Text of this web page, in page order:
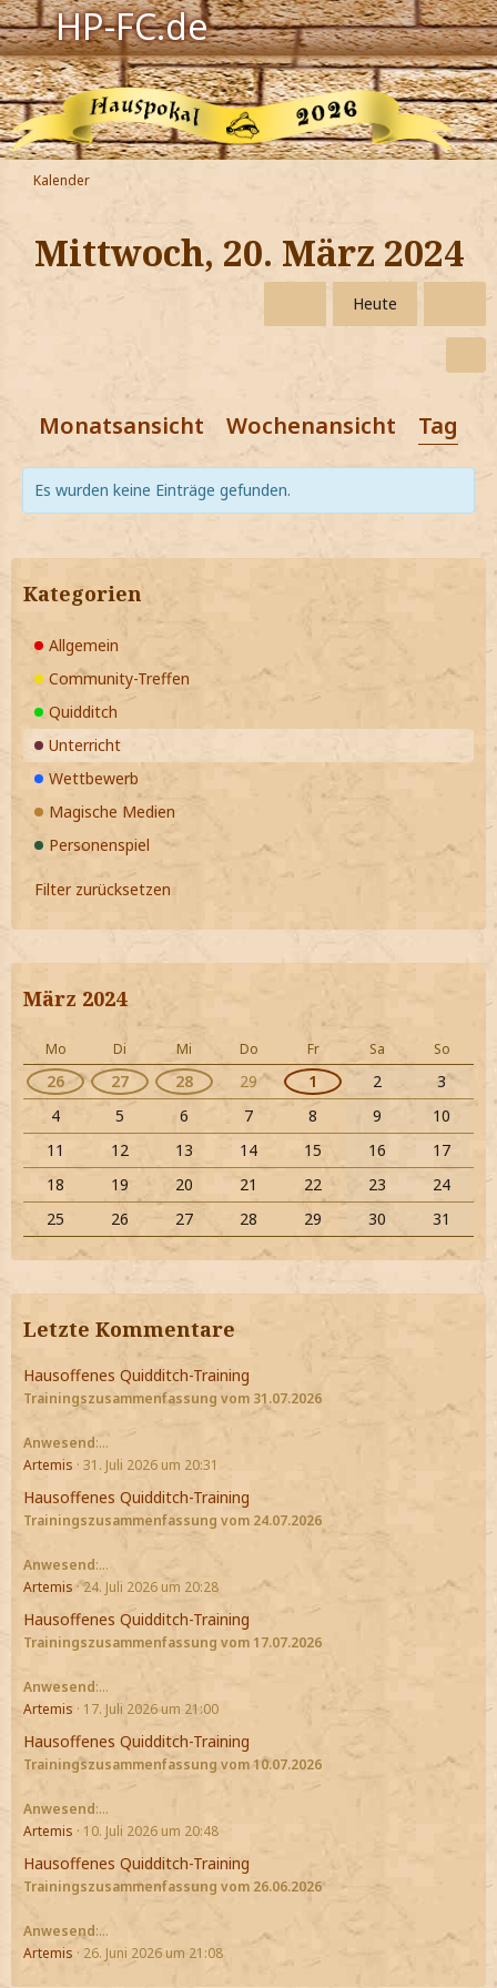
HP-FC.de
Navigation
Harry Potter
Der HP-FC
Hogwarts
Zauberwelt
Jetzt Fanclub-Mitglied werden!
Kalender
Mittwoch, 20. März 2024
Heute
Monatsansicht Wochenansicht
Es wurden keine Einträge gefunden.
Kategorien
Allgemein
Community-Treffen
Quidditch
Unterricht
Wettbewerb
Magische Medien
Personenspiel
Filter zurücksetzen
März 2024
Mo Di Mi Do Fr Sa So
26 27 28 29 1 2
3
4
5 6 7 8 9
10
11
12 13 14 15 16
17
18
19 20 21 22 23
24
25
26 27 28 29 30 31
Letzte Kommentare
Hausoffenes Quidditch-Training
Trainingszusammenfassung vom 31.07.2026
Anwesend:…
Artemis 31. Juli 2026 um 20:31
Hausoffenes Quidditch-Training
Trainingszusammenfassung vom 24.07.2026
Anwesend:…
Artemis 24. Juli 2026 um 20:28
Hausoffenes Quidditch-Training
Trainingszusammenfassung vom 17.07.2026
Anwesend:…
Artemis
17. Juli 2026 um 21:00
Hausoffenes Quidditch-Training
Trainingszusammenfassung vom 10.07.2026
Anwesend:…
Artemis
10. Juli 2026 um 20:48
Hausoffenes Quidditch-Training
Trainingszusammenfassung vom 26.06.2026
Anwesend:…
Artemis
26. Juni 2026 um 21:08